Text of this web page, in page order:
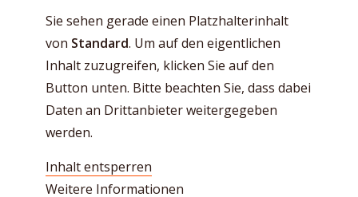
Sie sehen gerade einen Platzhalterinhalt
von Standard. Um auf den eigentlichen
Inhalt zuzugreifen, klicken Sie auf den
Button unten. Bitte beachten Sie, dass dabei
Daten an Drittanbieter weitergegeben
werden.
Inhalt entsperren
Weitere Informationen